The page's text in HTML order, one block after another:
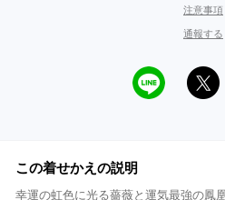
注意事項
通報する
この着せかえの説明
幸運の虹色に光る薔薇と運気最強の鳳